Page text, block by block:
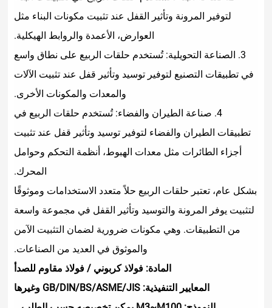
وتأثير القفل عند تثبيت مكونات البناء مثل
العوارض، الأعمدة والروابط الهيكلية.
تُستخدم حلقات الربيع على نطاق واسع
لتوفير توسيد وتأثير قفل عند تثبيت الآلات
والمعدات والمكونات الأخرى.
والفضاء: تُستخدم حلقات الربيع في
لتوفير توسيد وتأثير قفل عند تثبيت
مثل معدات الهبوط، أنظمة التحكم وحوامل
الربيع حلاً متعدد الاستخدامات وموثوقًا
والتوسيد وتأثير القفل في مجموعة واسعة
مكونات ضرورية لضمان التثبيت الآمن
والموثوق في العديد من الصناعات.
المادة: فولاذ كربوني / فولاذ مقاوم للصدأ